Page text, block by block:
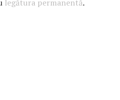
legătura permanentă.